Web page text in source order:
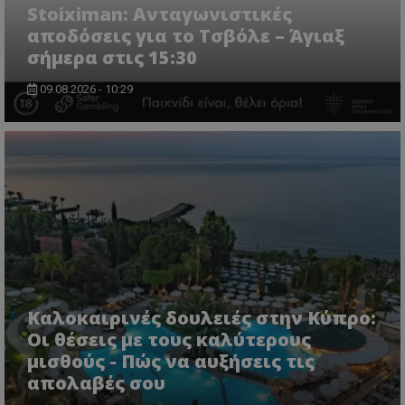
Stoiximan: Ανταγωνιστικές
αποδόσεις για το Τσβόλε – Άγιαξ
σήμερα στις 15:30
09.08.2026 - 10:29
Καλοκαιρινές δουλειές στην Κύπρο:
Οι θέσεις με τους καλύτερους
μισθούς - Πώς να αυξήσεις τις
απολαβές σου